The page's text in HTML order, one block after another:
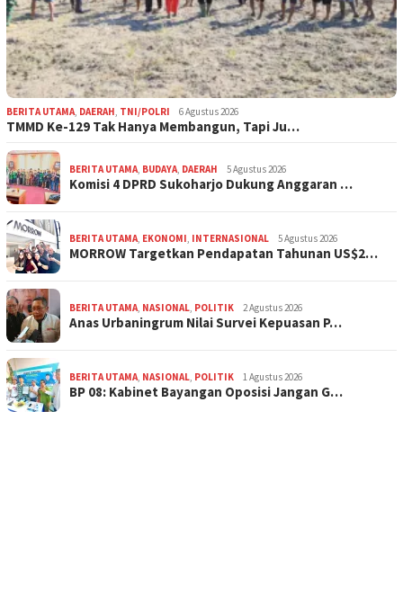
BERITA UTAMA DAERAH TNI/POLRI 6 Agustus 2026
TMMD Ke-129 Tak Hanya Membangun, Tapi Ju…
BERITA UTAMA BUDAYA DAERAH 5 Agustus 2026
Komisi 4 DPRD Sukoharjo Dukung Anggaran …
BERITA UTAMA EKONOMI INTERNASIONAL 5 Agustus 2026
MORROW Targetkan Pendapatan Tahunan US$2…
BERITA UTAMA NASIONAL POLITIK 2 Agustus 2026
Anas Urbaningrum Nilai Survei Kepuasan P…
BERITA UTAMA NASIONAL POLITIK 1 Agustus 2026
BP 08: Kabinet Bayangan Oposisi Jangan G…